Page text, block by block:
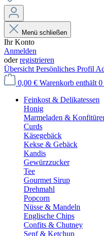
Menü schließen
Ihr Konto
Anmelden
oderregistrieren
Übersicht Persönliches Profil
0,00 € Warenkorb enthält
Feinkost & Delikatessen
Honig
Marmeladen &
Curds
Käsegebäck
Kekse & Gebäck
Kandis
Gewürzzucker
Tee
Gourmet Sirup
Drehmahl
Popcorn
Nüsse & Mandeln
Englische Chips
Confits & Chutney
Senf & Ketchup